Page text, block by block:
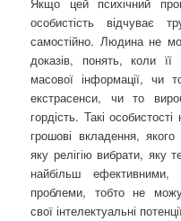
Якщо цей психічний
особистість
самостійно. Людина не
доказів, понять, коли
масової інформації, чи
екстрасенси, чи то
гордість. Такі
грошові вкладення,
яку релігію вибрати, яку
найбільш
проблеми, тобто не
свої інтелектуальні